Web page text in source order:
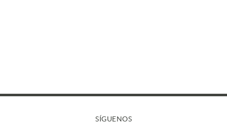
SÍGUENOS